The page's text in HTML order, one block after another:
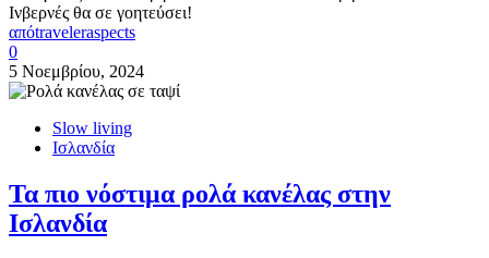
Ινβερνές θα σε γοητεύσει!
απόtraveleraspects
0
5 Νοεμβρίου, 2024
Slow living
Ισλανδία
Τα πιο νόστιμα ρολά κανέλας στην
Ισλανδία